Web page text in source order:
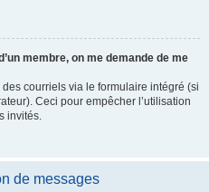
membre, on me demande de me
courriels via le formulaire intégré (si
Ceci pour empêcher l’utilisation
invités.
de messages